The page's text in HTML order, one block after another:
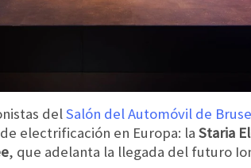
delSalón del Automóvil de
electrificación en Europa: la Staria
, que adelanta la llegada del futuro